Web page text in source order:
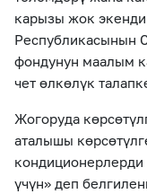
карызы жок
Республикасынын
фондунун маалым
чет өлкөлүк
Жогоруда
аталышы
кондиционерлерди
үчүн» деп